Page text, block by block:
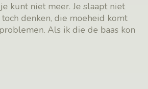
kunt niet meer. Je slaapt niet
denken, die moeheid komt
Als ik die de baas kon